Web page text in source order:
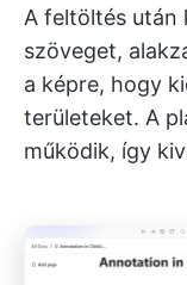
A feltöltés után
szöveget,
a képre, hogy
területeket. A
működik, így